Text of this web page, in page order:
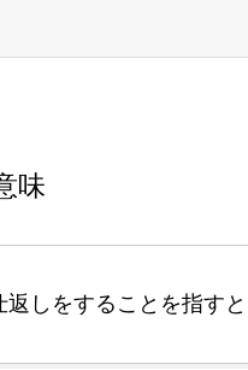
味
しをすることを指すと